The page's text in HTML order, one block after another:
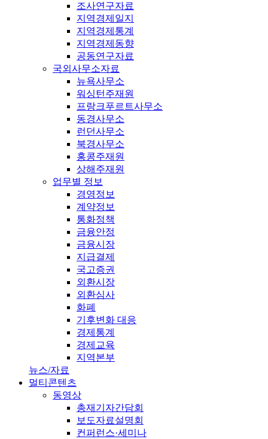
조사연구자료
지역경제일지
지역경제통계
지역경제동향
공동연구자료
국외사무소자료
뉴욕사무소
워싱턴주재원
프랑크푸르트사무소
동경사무소
런던사무소
북경사무소
홍콩주재원
상해주재원
업무별 정보
경영정보
계약정보
통화정책
금융안정
금융시장
지급결제
국고증권
외환시장
외환심사
화폐
기후변화 대응
경제통계
경제교육
지역본부
뉴스/자료
멀티콘텐츠
동영상
총재기자간담회
보도자료설명회
컨퍼런스·세미나